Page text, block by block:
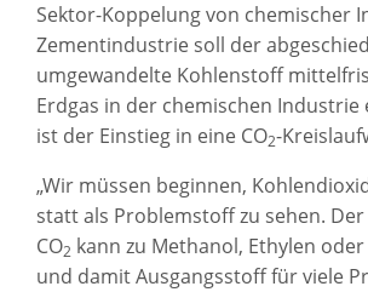
Sektor-Koppelung von chemischer
Zementindustrie soll der
umgewandelte Kohlenstoff
Erdgas in der chemischen Industrie
ist der Einstieg in eine CO2-
„Wir müssen beginnen,
statt als Problemstoff zu sehen.
CO2 kann zu Methanol, Ethylen
und damit Ausgangsstoff für viele